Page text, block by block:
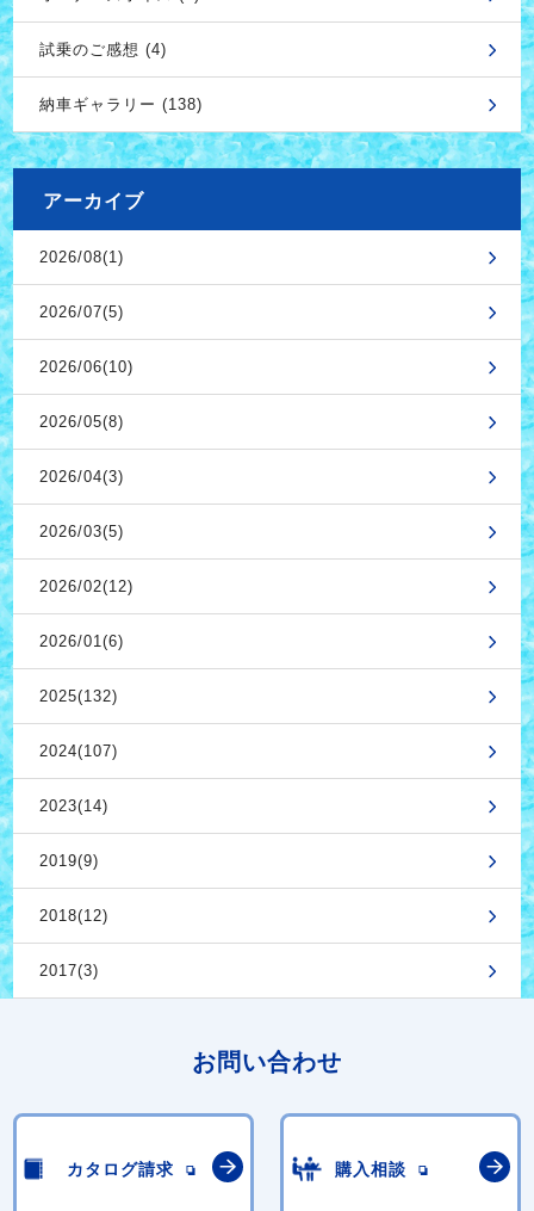
試乗のご感想 (4)
納車ギャラリー (138)
アーカイブ
2026/08(1)
2026/07(5)
2026/06(10)
2026/05(8)
2026/04(3)
2026/03(5)
2026/02(12)
2026/01(6)
2025(132)
2024(107)
2023(14)
2019(9)
2018(12)
2017(3)
お問い合わせ
カタログ請求 購入相談